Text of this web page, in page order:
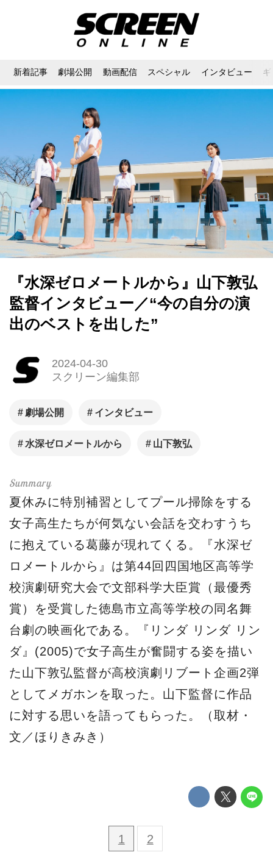
新着記事 劇場公開 動画配信 スペシャル インタビュー
『水深ゼロメートルから』山下敦弘
監督インタビュー／“今の自分の演
出のベストを出した”
2024-04-30
スクリーン編集部
劇場公開 インタビュー
水深ゼロメートルから 山下敦弘
夏休みに特別補習としてプール掃除をする
女子高生たちが何気ない会話を交わすうち
に抱えている葛藤が現れてくる。『水深ゼ
ロメートルから』は第44回四国地区高等学
校演劇研究大会で文部科学大臣賞（最優秀
賞）を受賞した徳島市立高等学校の同名舞
台劇の映画化である。『リンダ リンダ リン
ダ』(2005)で女子高生が奮闘する姿を描い
た山下敦弘監督が高校演劇リブート企画2弾
としてメガホンを取った。山下監督に作品
に対する思いを語ってもらった。（取材・
文／ほりきみき）
1 2